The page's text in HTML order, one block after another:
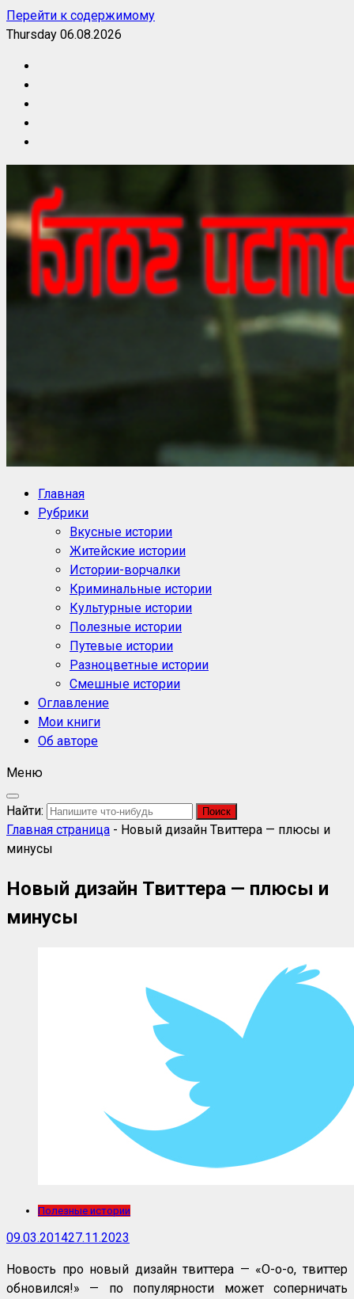
Перейти к содержимому
Thursday 06.08.2026
Блог историй NoorySan
Главная
Рубрики
Вкусные истории
Житейские истории
Истории-ворчалки
Криминальные истории
Культурные истории
Полезные истории
Путевые истории
Разноцветные истории
Смешные истории
Оглавление
Мои книги
Об авторе
Меню
Найти:
Главная страница - Новый дизайн Твиттера — плюсы и
минусы
Новый дизайн Твиттера — плюсы и
минусы
Полезные истории
09.03.201427.11.2023
Новость про новый дизайн твиттера — «О-о-о, твиттер
обновился!» — по популярности может соперничать